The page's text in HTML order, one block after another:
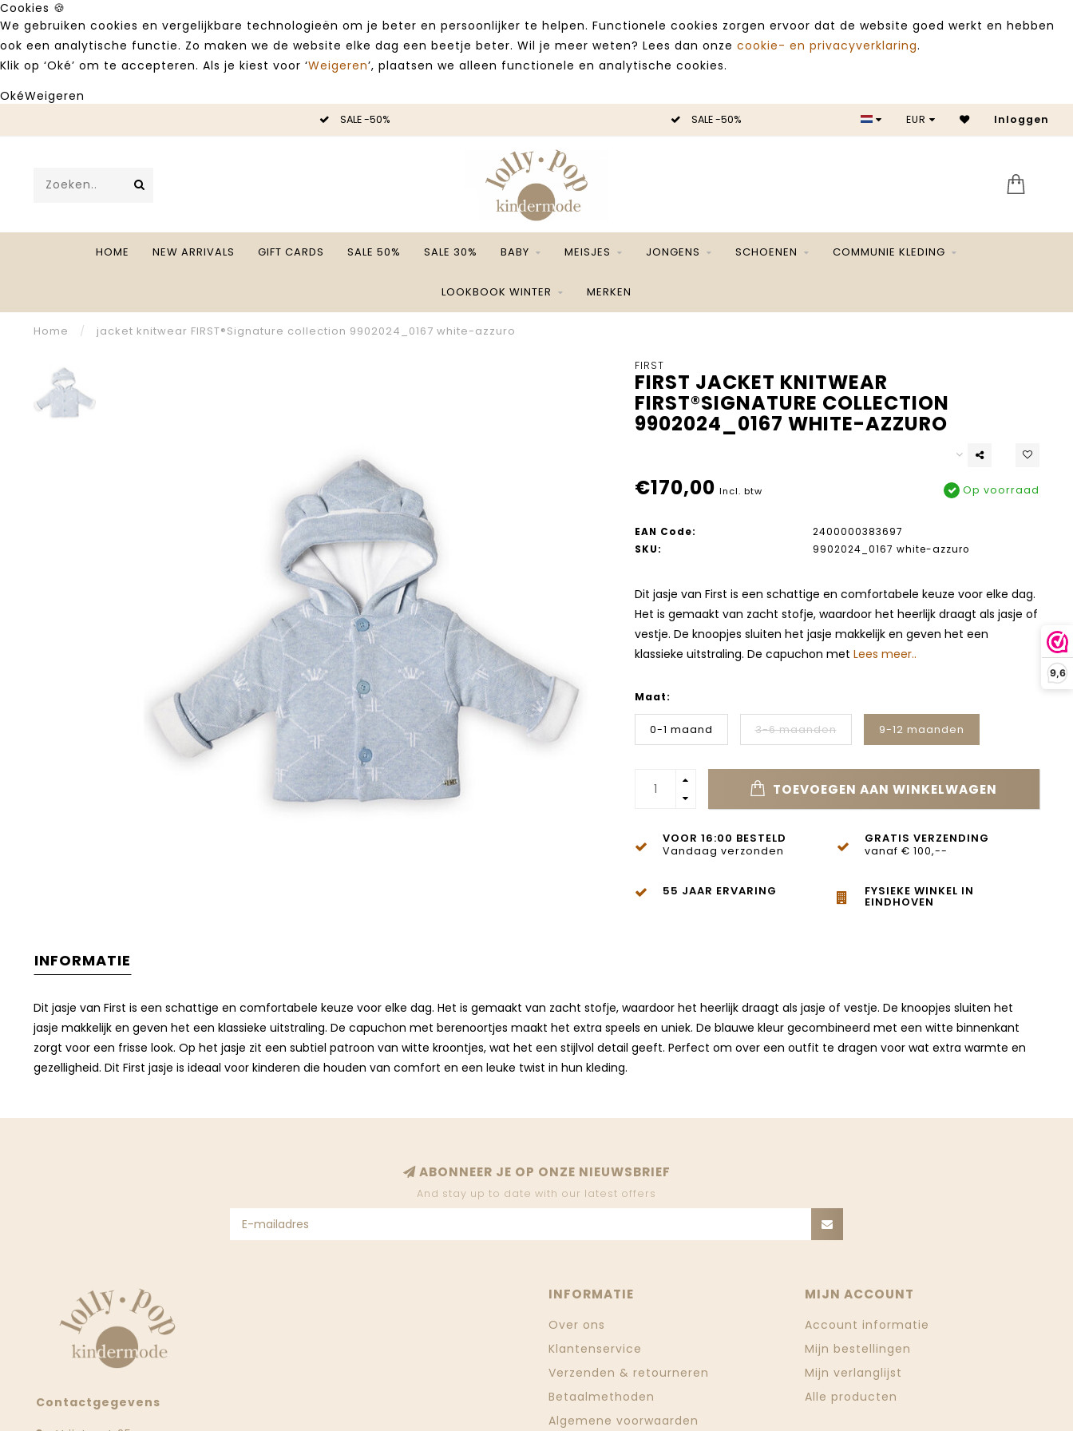
9,6
Cookies 🍪
We gebruiken cookies en vergelijkbare technologieën om je beter en persoonlijker te helpen. Functionele cookies zorgen ervoor dat de website goed werkt en hebben
ook een analytische functie. Zo maken we de website elke dag een beetje beter. Wil je meer weten? Lees dan onze cookie- en privacyverklaring.
Klik op ‘Oké’ om te accepteren. Als je kiest voor ‘Weigeren’, plaatsen we alleen functionele en analytische cookies.
OkéWeigeren
SALE -50% SALE -50% SALE
EUR Inloggen
HOME NEW ARRIVALS GIFT CARDS SALE 50% SALE 30% BABY MEISJES JONGENS SCHOENEN COMMUNIE KLEDING
LOOKBOOK WINTER MERKEN
Home / jacket knitwear FIRST®Signature collection 9902024_0167 white-azzuro
FIRST
FIRST JACKET KNITWEAR
FIRST®SIGNATURE COLLECTION
9902024_0167 WHITE-AZZURO
€170,00 Incl. btw Op voorraad
EAN Code:
2400000383697
SKU:
9902024_0167 white-azzuro
Dit jasje van First is een schattige en comfortabele keuze voor elke dag.
Het is gemaakt van zacht stofje, waardoor het heerlijk draagt als jasje of
vestje. De knoopjes sluiten het jasje makkelijk en geven het een
klassieke uitstraling. De capuchon met Lees meer..
Maat:
0-1 maand 3-6 maanden 9-12 maanden
TOEVOEGEN AAN WINKELWAGEN
VOOR 16:00 BESTELD
Vandaag verzonden
GRATIS VERZENDING
vanaf € 100,--
55 JAAR ERVARING FYSIEKE WINKEL IN
EINDHOVEN
INFORMATIE
Dit jasje van First is een schattige en comfortabele keuze voor elke dag. Het is gemaakt van zacht stofje, waardoor het heerlijk draagt als jasje of vestje. De knoopjes sluiten het
jasje makkelijk en geven het een klassieke uitstraling. De capuchon met berenoortjes maakt het extra speels en uniek. De blauwe kleur gecombineerd met een witte binnenkant
zorgt voor een frisse look. Op het jasje zit een subtiel patroon van witte kroontjes, wat het een stijlvol detail geeft. Perfect om over een outfit te dragen voor wat extra warmte en
gezelligheid. Dit First jasje is ideaal voor kinderen die houden van comfort en een leuke twist in hun kleding.
ABONNEER JE OP ONZE NIEUWSBRIEF
And stay up to date with our latest offers
Contactgegevens
INFORMATIE
Over ons
Klantenservice
Verzenden & retourneren
Betaalmethoden
Algemene voorwaarden
MIJN ACCOUNT
Account informatie
Mijn bestellingen
Mijn verlanglijst
Alle producten